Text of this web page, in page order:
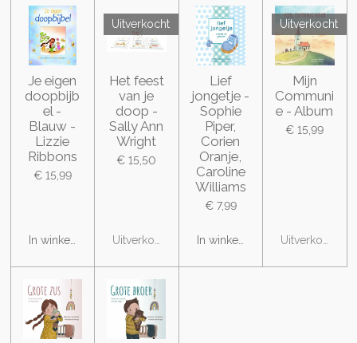
Je eigen
doopbijb
el -
Blauw -
Lizzie
Ribbons
€ 15,99
In winkelwagen
Uitverkocht
Het feest
van je
doop -
Sally Ann
Wright
€ 15,50
Uitverkocht
Lief
jongetje -
Sophie
Piper,
Corien
Oranje,
Caroline
Williams
€ 7,99
In winkelwagen
Uitverkocht
Mijn
Communi
e - Album
€ 15,99
Uitverkocht